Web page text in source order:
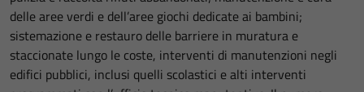
delle aree verdi e dell’aree giochi dedicate ai bambini;
sistemazione e restauro delle barriere in muratura e
staccionate lungo le coste, interventi di manutenzioni negli
edifici pubblici, inclusi quelli scolastici e alti interventi